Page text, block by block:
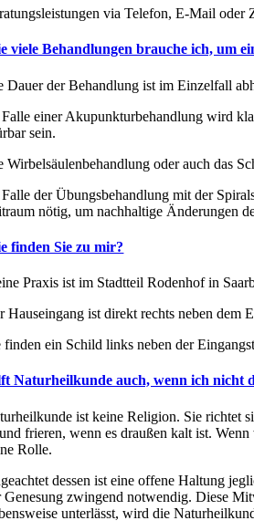
via Telefon, E-Mail oder
viele Behandlungen brauche ich, um
Dauer der Behandlung ist im Einzelfall
einer Akupunkturbehandlung wird
sein.
Wirbelsäulenbehandlung oder auch das
der Übungsbehandlung mit der
nötig, um nachhaltige Änderungen
finden Sie zu mir?
Praxis ist im Stadtteil Rodenhof in
Hauseingang ist direkt rechts neben dem
finden ein Schild links neben der
Naturheilkunde auch, wenn ich nicht
ist keine Religion. Sie richtet
frieren, wenn es draußen kalt ist.
Rolle.
dessen ist eine offene Haltung
Genesung zwingend notwendig. Diese
unterlässt, wird die